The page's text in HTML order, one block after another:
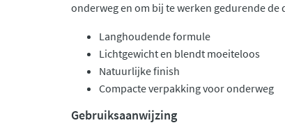
onderweg en om bij te werken gedurende de
Langhoudende formule
Lichtgewicht en blendt moeiteloos
Natuurlijke finish
Compacte verpakking voor onderweg
Gebruiksaanwijzing